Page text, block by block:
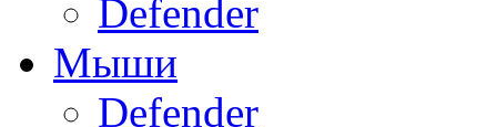
Defender
Мыши
Defender